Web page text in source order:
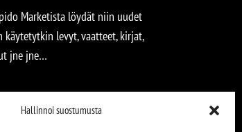
Hallinnoi suostumusta
Marketista löydät niin uudet
käytetytkin levyt, vaatteet, kirjat,
jne jne…